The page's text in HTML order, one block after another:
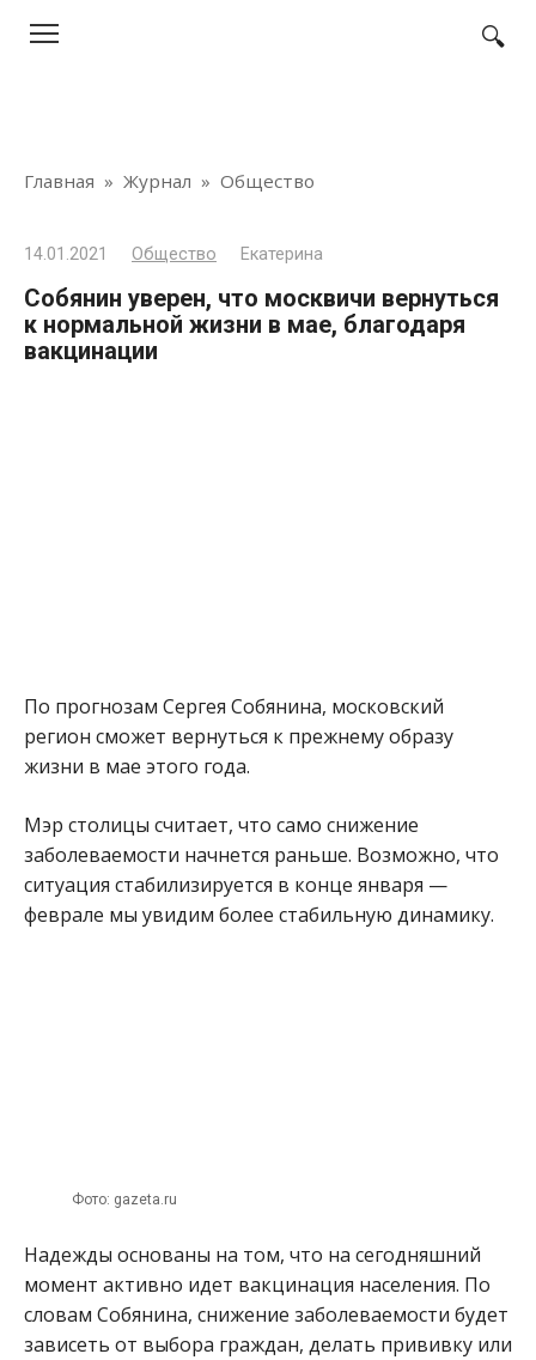
Главная » Журнал » Общество
14.01.2021 Общество Екатерина
Собянин уверен, что москвичи вернуться
к нормальной жизни в мае, благодаря
вакцинации
По прогнозам Сергея Собянина, московский
регион сможет вернуться к прежнему образу
жизни в мае этого года.
Мэр столицы считает, что само снижение
заболеваемости начнется раньше. Возможно, что
ситуация стабилизируется в конце января —
феврале мы увидим более стабильную динамику.
Фото: gazeta.ru
Надежды основаны на том, что на сегодняшний
момент активно идет вакцинация населения. По
словам Собянина, снижение заболеваемости будет
зависеть от выбора граждан, делать прививку или